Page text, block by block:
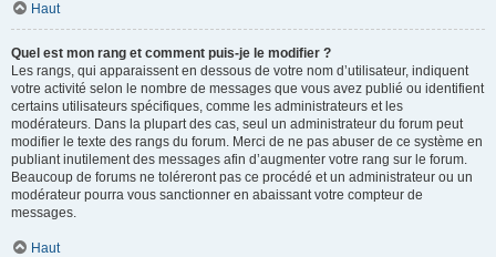
Haut
Quel est mon rang et comment puis-je le modifier ?
Les rangs, qui apparaissent en dessous de votre nom d’utilisateur, indiquent
votre activité selon le nombre de messages que vous avez publié ou identifient
certains utilisateurs spécifiques, comme les administrateurs et les
modérateurs. Dans la plupart des cas, seul un administrateur du forum peut
modifier le texte des rangs du forum. Merci de ne pas abuser de ce système en
publiant inutilement des messages afin d’augmenter votre rang sur le forum.
Beaucoup de forums ne toléreront pas ce procédé et un administrateur ou un
modérateur pourra vous sanctionner en abaissant votre compteur de
messages.
Haut